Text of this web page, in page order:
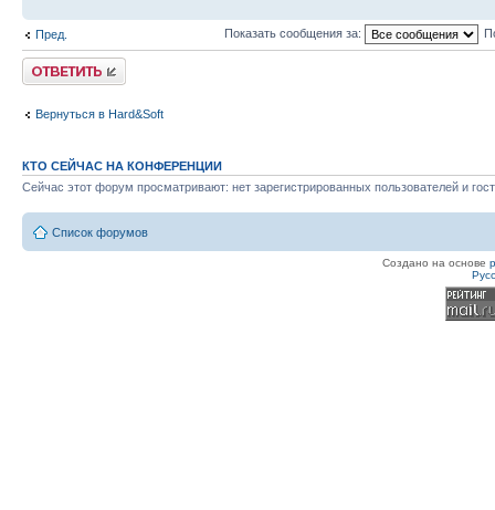
Пред. Показать сообщения за:
Ответить
Вернуться в Hard&Soft
КТО СЕЙЧАС НА КОНФЕРЕНЦИИ
Сейчас этот форум просматривают: нет зарегистрированных пользователей и
Список форумов
Создано на основе